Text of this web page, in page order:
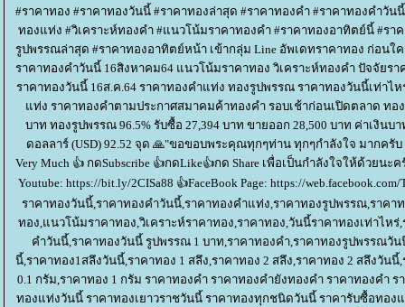
#ราคาทอง #ราคาทองวันนี้ #ราคาทองล่าสุด #ราคาทองคำ #ราคาทองคำวัน
ทองแท่ง #วิเคราะห์ทองคำ #แนวโน้มราคาทองคำ #ราคาทองอาทิตย์นี้ #ร
รูปพรรณล่าสุด #ราคาทองอาทิตย์หน้า เข้ากลุ่ม Line อัพเดทราคาทอง ก่อนใค
ราคาทองคำวันนี้ 16สิงหาคม64 แนวโน้มราคาทอง วิเคราะห์ทองคำ ปัจจัยร
ราคาทองวันนี้ 16ส.ค.64 ราคาทองคำแท่ง ทองรูปพรรณ ราคาทองวันนี้เท่า
ท่ง ราคาทองคำตามประกาศสมาคมค้าทองคำ รอบเช้าก่อนเปิดตลาด ทอง
บาท ทองรูปพรรณ 96.5% รับซื้อ 27,394 บาท ขายออก 28,500 บาท ค่าเงินบ
ดอลลาร์ (USD) 92.52 จุด 🙏"ขอขอบพระคุณทุกๆท่าน ทุกๆกำลังใจ มากครั
Very Much 👍 กดSubscribe 👍กดLike👍กด Share เพื่อเป็นกำลังใจให้ด้วยน
Youtube: https://bit.ly/2CISa88 👍FaceBook Page: https://
ราคาทองวันนี้,ราคาทองคำวันนี้,ราคาทองคำแท่ง,ราคาทองรูปพรรณ,ราคา
ทอง,แนวโน้มราคาทอง,วิเคราะห์ราคาทอง,ราคาทอง,วันนี้ราคาทองเท่าไหร่
คําวันนี้,ราคาทองวันนี้ รูปพรรณ 1 บาท,ราคาทองคํา,ราคาทองรูปพรรณวั
นี้,ราคาทอง1สลึงวันนี้,ราคาทอง 1 สลึง,ราคาทอง 2 สลึง,ราคาทอง 2 สลึงวัน
0.1 กรัม,ราคาทอง 1 กรัม ราคาทองคำ ราคาทองคำยังทองคำ ราคาทองคำ
ทองแท่งวันนี้ ราคาทองเยาวราชวันนี้ ราคาทองทุกชนิดวันนี้ ราคารับซื้อทอ